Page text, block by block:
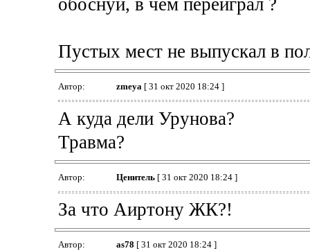
Пустых мест не выпускал в
Автор: zmeya [ 31 окт 2020 18:24 ]
А куда дели Урунова?
Травма?
Автор: Ценитель[ 31 окт 2020 18:24 ]
За что Аиртону ЖК?!
Автор: as78 [ 31 окт 2020 18:24 ]